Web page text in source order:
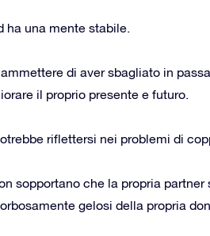
ha una mente stabile.
di aver sbagliato in
il proprio presente e futuro.
riflettersi nei problemi di
sopportano che la propria partner
gelosi della propria